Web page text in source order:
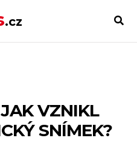
.cz
VZNIKL
SNÍMEK?